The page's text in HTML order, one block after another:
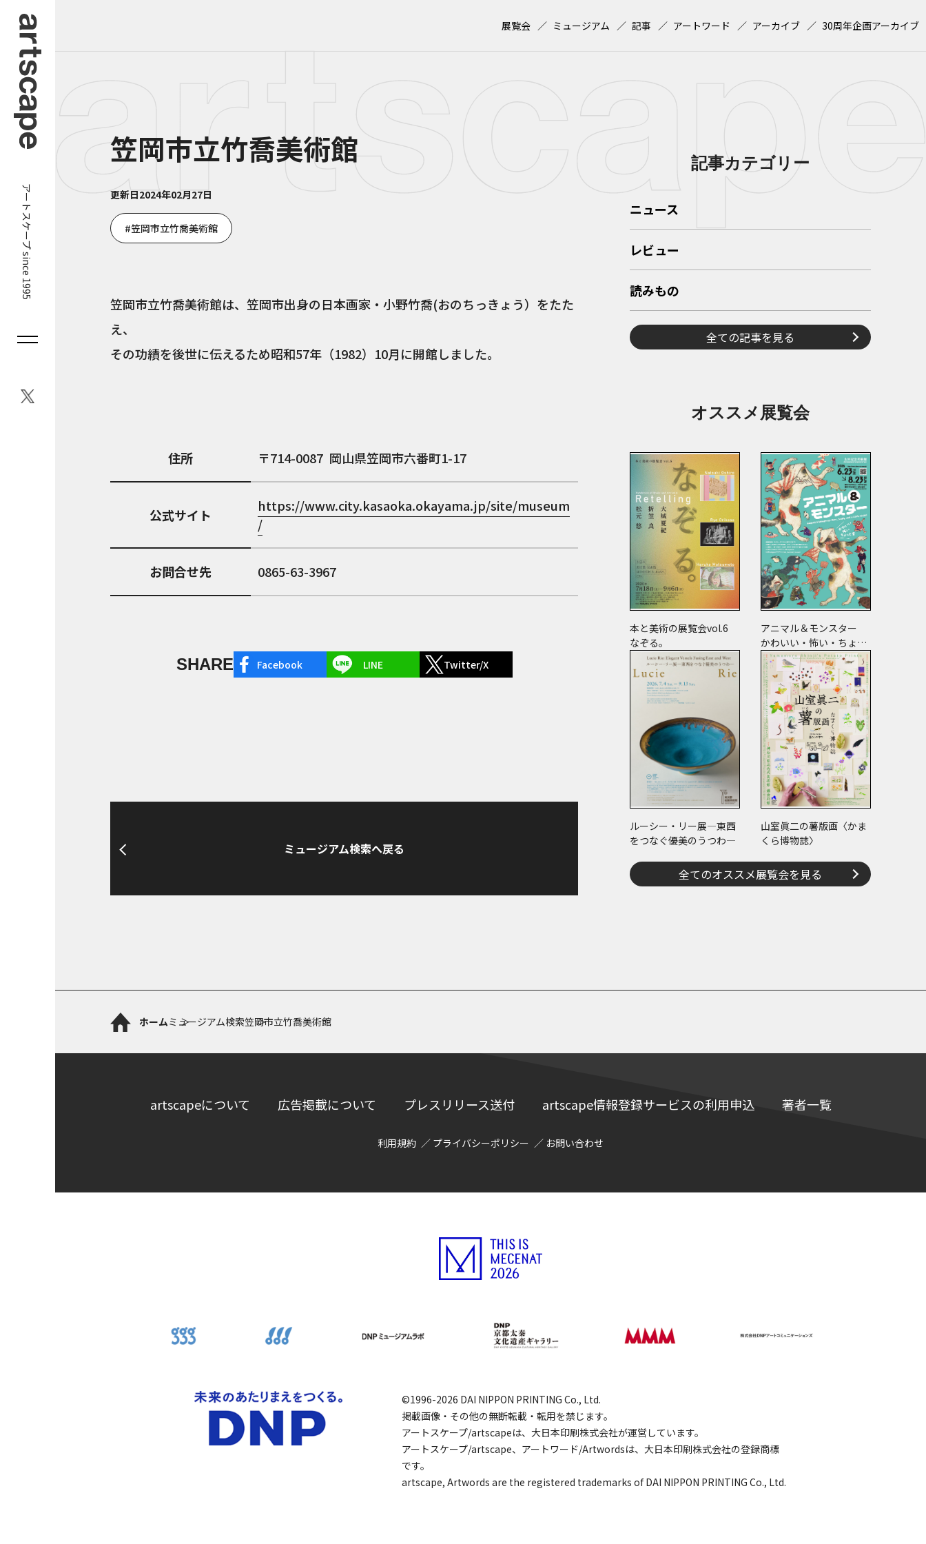
アートスケープ since 1995
展覧会 ミュージアム 記事 アートワード アーカイブ 30周年企画アーカイブ
笠岡市立竹喬美術館
更新日2024年02月27日
笠岡市立竹喬美術館
笠岡市立竹喬美術館は、笠岡市出身の日本画家・小野竹喬(おのちっきょう）をたた
え、
その功績を後世に伝えるため昭和57年（1982）10月に開館しました。
住所 714-0087 岡山県笠岡市六番町1-17
公式サイト
https://www.city.kasaoka.okayama.jp/site/museum
/
お問合せ先 0865-63-3967
SHARE Facebook LINE Twitter/X
ミュージアム検索へ戻る
記事カテゴリー
ニュース
レビュー
読みもの
全ての記事を見る
オススメ展覧会
本と美術の展覧会vol.6
なぞる。
アニマル＆モンスター
かわいい・怖い・ちょっ
と変
ルーシー・リー展―東西
をつなぐ優美のうつわ―
山室眞二の薯版画〈かま
くら博物誌〉
全てのオススメ展覧会を見る
ホームミュージアム検索笠岡市立竹喬美術館
artscapeについて 広告掲載について プレスリリース送付 artscape情報登録サービスの利用申込 著者一覧
利用規約 プライバシーポリシー お問い合わせ
©1996-2026 DAI NIPPON PRINTING Co., Ltd.
掲載画像・その他の無断転載・転用を禁じます。
アートスケープ/artscapeは、大日本印刷株式会社が運営しています。
アートスケープ/artscape、アートワード/Artwordsは、大日本印刷株式会社の登録商標
です。
artscape, Artwords are the registered trademarks of DAI NIPPON PRINTING Co., Ltd.